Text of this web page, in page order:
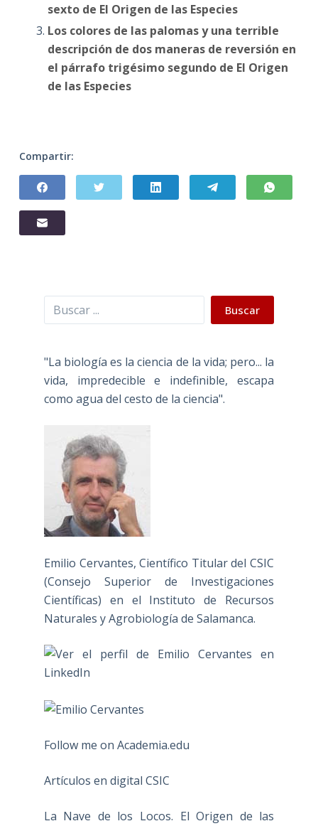
sexto de El Origen de las Especies
Los colores de las palomas y una terrible
descripción de dos maneras de reversión en
el párrafo trigésimo segundo de El Origen
de las Especies
Compartir:
Buscar Buscar
"La biología es la ciencia de la vida; pero... la
vida, impredecible e indefinible, escapa
como agua del cesto de la ciencia".
Emilio Cervantes, Científico Titular del CSIC
(Consejo Superior de Investigaciones
Científicas) en el Instituto de Recursos
Naturales y Agrobiología de Salamanca.
Follow me on Academia.edu
Artículos en digital CSIC
La Nave de los Locos. El Origen de las